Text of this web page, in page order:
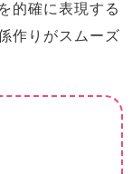
的確に表現する
作りがスムーズ